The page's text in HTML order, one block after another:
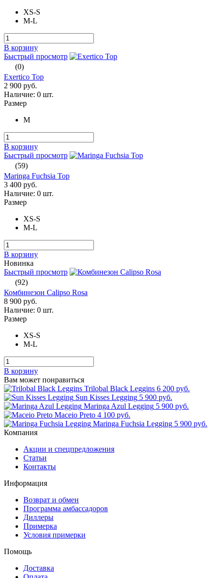
XS-S
M-L
В корзину
Быстрый просмотр
(0)
Exertico Top
2 900 руб.
Наличие: 0 шт.
Размер
M
В корзину
Быстрый просмотр
(59)
Maringa Fuchsia Top
3 400 руб.
Наличие: 0 шт.
Размер
XS-S
M-L
В корзину
Новинка
Быстрый просмотр
(92)
Комбинезон Calipso Rosa
8 900 руб.
Наличие: 0 шт.
Размер
XS-S
M-L
В корзину
Вам может понравиться
Trilobal Black Leggins 6 200 руб.
Sun Kisses Legging 5 900 руб.
Maringa Azul Legging 5 900 руб.
Maceio Preto 4 100 руб.
Maringa Fuchsia Legging 5 900 руб.
Компания
Акции и спецпредложения
Статьи
Контакты
Информация
Возврат и обмен
Программа амбассадоров
Диллеры
Примерка
Условия примерки
Помощь
Доставка